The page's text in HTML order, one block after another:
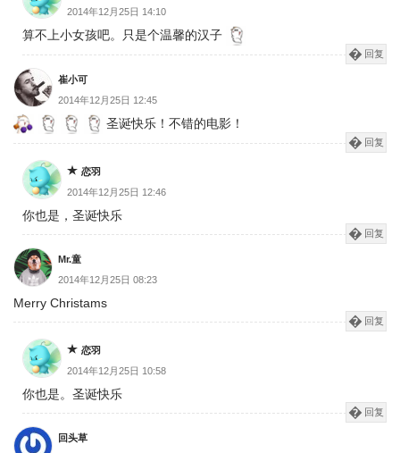
2014年12月25日 14:10
算不上小女孩吧。只是个温馨的汉子
回复
崔小可
2014年12月25日 12:45
圣诞快乐！不错的电影！
回复
恋羽
2014年12月25日 12:46
你也是，圣诞快乐
回复
Mr.童
2014年12月25日 08:23
Merry Christams
回复
恋羽
2014年12月25日 10:58
你也是。圣诞快乐
回复
回头草